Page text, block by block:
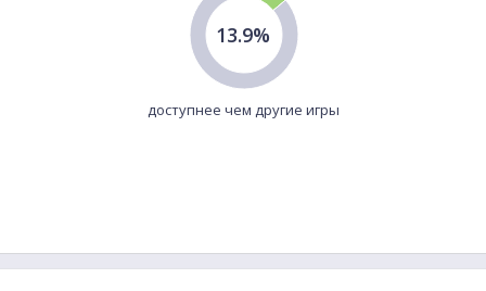
13.9%
доступнее чем другие игры